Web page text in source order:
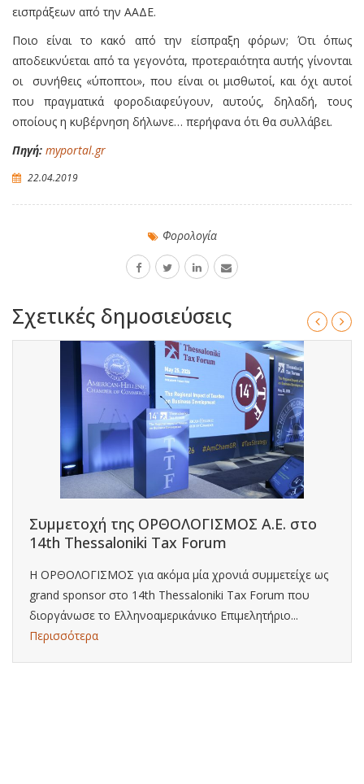
εισπράξεων από την ΑΑΔΕ.
Ποιο είναι το κακό από την είσπραξη φόρων; Ότι όπως
αποδεικνύεται από τα γεγονότα, προτεραιότητα αυτής γίνονται
οι συνήθεις «ύποπτοι», που είναι οι μισθωτοί, και όχι αυτοί
που πραγματικά φοροδιαφεύγουν, αυτούς, δηλαδή, τους
οποίους η κυβέρνηση δήλωνε… περήφανα ότι θα συλλάβει.
Πηγή: myportal.gr
22.04.2019
Φορολογία
Σχετικές δημοσιεύσεις
Συμμετοχή της ΟΡΘΟΛΟΓΙΣΜΟΣ Α.Ε. στο
14th Thessaloniki Tax Forum
Η ΟΡΘΟΛΟΓΙΣΜΟΣ για ακόμα μία χρονιά συμμετείχε ως
grand sponsor στο 14th Thessaloniki Tax Forum που
διοργάνωσε το Ελληνοαμερικάνικο Επιμελητήριο...
Περισσότερα